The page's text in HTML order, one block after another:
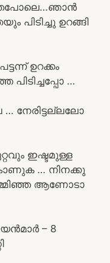
പിടിച്ചു ഉറങ്ങി
ഉറക്കം
പിടിച്ചപ്പോ …
നേരിട്ടല്ലലോ
ഇഷ്ടമുള്ള
… നിനക്കു
ആണോടാ
– 8